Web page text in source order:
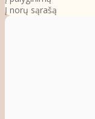
Į norų sąrašą